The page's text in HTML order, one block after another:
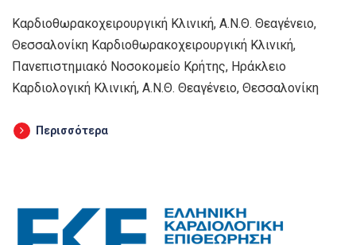
Καρδιοθωρακοχειρουργική Κλινική, Α.Ν.Θ. Θεαγένειο,
Θεσσαλονίκη Καρδιοθωρακοχειρουργική Κλινική,
Πανεπιστημιακό Νοσοκομείο Κρήτης, Ηράκλειο
Καρδιολογική Κλινική, Α.Ν.Θ. Θεαγένειο, Θεσσαλονίκη
Περισσότερα